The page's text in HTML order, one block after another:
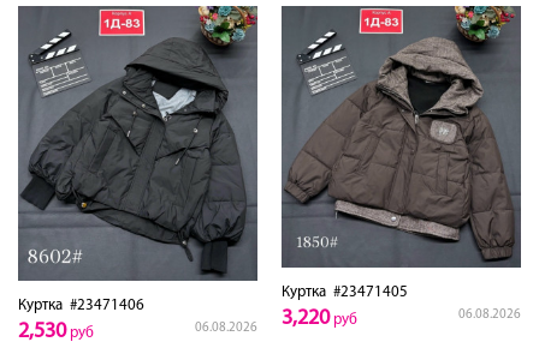
Куртка #23471406
06.08.2026
2,530руб
Куртка #23471405
06.08.2026
3,220руб